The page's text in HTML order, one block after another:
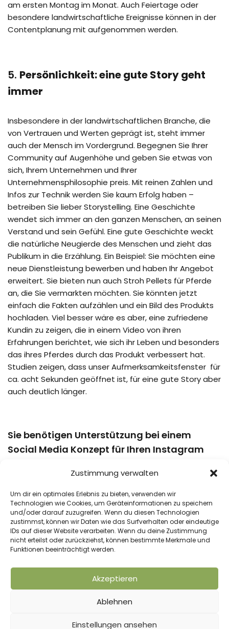
Zustimmung verwalten
Um dir ein optimales Erlebnis zu bieten, verwenden wir
Technologien wie Cookies, um Geräteinformationen zu speichern
und/oder darauf zuzugreifen. Wenn du diesen Technologien
zustimmst, können wir Daten wie das Surfverhalten oder eindeutige
IDs auf dieser Website verarbeiten. Wenn du deine Zustimmung
nicht erteilst oder zurückziehst, können bestimmte Merkmale und
Funktionen beeinträchtigt werden.
Akzeptieren
Ablehnen
Einstellungen ansehen
am ersten Montag im Monat. Auch Feiertage oder
besondere landwirtschaftliche Ereignisse können in der
Contentplanung mit aufgenommen werden.
5. Persönlichkeit: eine gute Story geht
immer
Insbesondere in der landwirtschaftlichen Branche, die
von Vertrauen und Werten geprägt ist, steht immer
auch der Mensch im Vordergrund. Begegnen Sie Ihrer
Community auf Augenhöhe und geben Sie etwas von
sich, Ihrem Unternehmen und Ihrer
Unternehmensphilosophie preis. Mit reinen Zahlen und
Infos zur Technik werden Sie kaum Erfolg haben –
betreiben Sie lieber Storystelling. Eine Geschichte
wendet sich immer an den ganzen Menschen, an seinen
Verstand und sein Gefühl. Eine gute Geschichte weckt
die natürliche Neugierde des Menschen und zieht das
Publikum in die Erzählung. Ein Beispiel: Sie möchten eine
neue Dienstleistung bewerben und haben Ihr Angebot
erweitert. Sie bieten nun auch Stroh Pellets für Pferde
an, die Sie vermarkten möchten. Sie könnten jetzt
einfach die Fakten aufzählen und ein Bild des Produkts
hochladen. Viel besser wäre es aber, eine zufriedene
Kundin zu zeigen, die in einem Video von ihren
Erfahrungen berichtet, wie sich ihr Leben und besonders
das ihres Pferdes durch das Produkt verbessert hat.
Studien zeigen, dass unser Aufmerksamkeitsfenster für
ca. acht Sekunden geöffnet ist, für eine gute Story aber
auch deutlich länger.
Sie benötigen Unterstützung bei einem
Social Media Konzept für Ihren Instagram
von Themenreihen und Inhalten?
UnsereMarketingabteilungunterstützt Sie gerne! AM
Marketing arbeitet für zahlreiche Unternehmen aus der
Agrarbranche und natürlich auch für solche, die es
einmal werden möchten.
VORHERIGER BEITRAG NÄCHSTER BEITRAG